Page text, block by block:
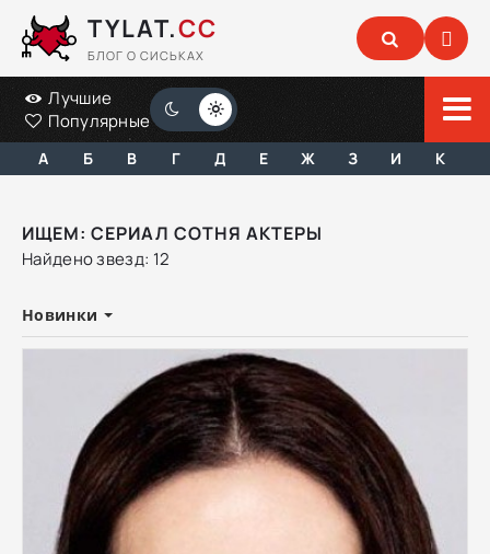
TYLAT.CC
БЛОГ О СИСЬКАХ
Лучшие
Популярные
А Б В Г Д Е Ж З И К
ИЩЕМ: СЕРИАЛ СОТНЯ АКТЕРЫ
Найдено звезд: 12
Новинки